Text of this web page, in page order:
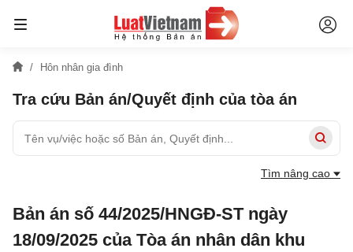
Hôn nhân gia đình
Tra cứu Bản án/Quyết định của tòa án
Tìm nâng cao
Bản án số 44/2025/HNGĐ-ST ngày
18/09/2025 của Tòa án nhân dân khu